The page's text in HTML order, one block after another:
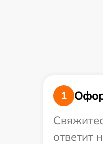
1
ответит